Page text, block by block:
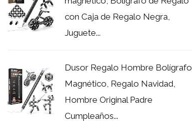
con Caja de Regalo Negra,
Juguete...
Dusor Regalo Hombre Bolígrafo
Magnético, Regalo Navidad,
Hombre Original Padre
Cumpleaños...